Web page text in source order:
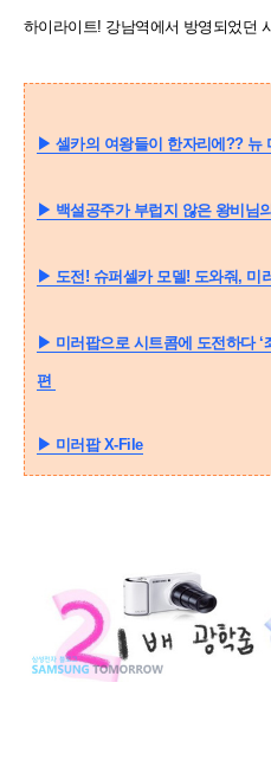
하이라이트! 강남역에서 방영되었던
▶ 셀카의 여왕들이 한자리에?? 뉴
▶ 백설공주가 부럽지 않은 왕비님
▶ 도전! 슈퍼셀카 모델! 도와줘, 미
▶ 미러팝으로 시트콤에 도전하다 ‘
편
▶ 미러팝 X-File